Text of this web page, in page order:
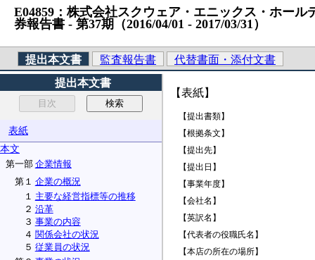
E04859：株式会社スクウェア・エニックス・ホー
券報告書 ‐ 第37期（2016/04/01 ‐ 2017/03/31）
提出本文書 監査報告書
代替書面・添付文書
提出本文書